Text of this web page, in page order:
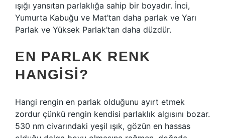
ışığı yansıtan parlaklığa sahip bir boyadır. İnci,
Yumurta Kabuğu ve Mat’tan daha parlak ve Yarı
Parlak ve Yüksek Parlak’tan daha düzdür.
EN PARLAK RENK
HANGISI?
Hangi rengin en parlak olduğunu ayırt etmek
zordur çünkü rengin kendisi parlaklık algısını bozar.
530 nm civarındaki yeşil ışık, gözün en hassas